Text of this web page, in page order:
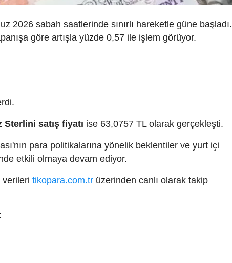
2026 sabah saatlerinde sınırlı hareketle güne başladı.
göre artışla yüzde 0,57 ile işlem görüyor.
Sterlini satış fiyatı ise 63,0757 TL olarak gerçekleşti.
para politikalarına yönelik beklentiler ve yurt içi
etkili olmaya devam ediyor.
verileri tikopara.com.tr üzerinden canlı olarak takip